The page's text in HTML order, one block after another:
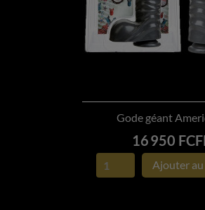
 APERÇU
Gode géant
Prix
16 950
Ajouter